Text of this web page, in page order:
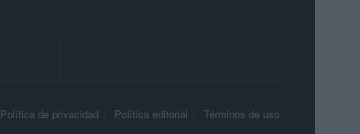
Política de privacidad Política editorial Términos de uso